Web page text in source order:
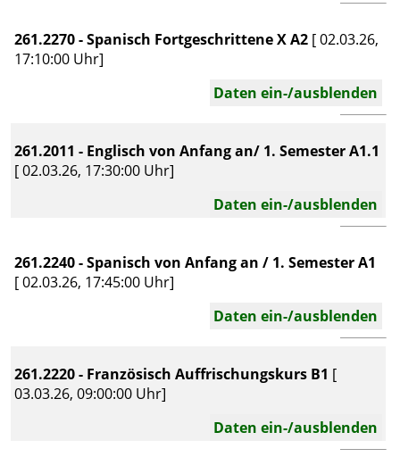
261.2270 - Spanisch Fortgeschrittene X A2[ 02.03.26,
17:10:00 Uhr]
Daten ein-/ausblenden
261.2011 - Englisch von Anfang an/ 1. Semester A1.1
[ 02.03.26, 17:30:00 Uhr]
Daten ein-/ausblenden
261.2240 - Spanisch von Anfang an / 1. Semester A1
[ 02.03.26, 17:45:00 Uhr]
Daten ein-/ausblenden
261.2220 - Französisch Auffrischungskurs B1 [
03.03.26, 09:00:00 Uhr]
Daten ein-/ausblenden